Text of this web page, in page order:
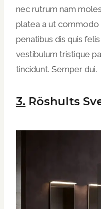
nec rutrum nam
platea a ut
penatibus dis quis
vestibulum tristique
tincidunt. Semper dui.
3. Röshults